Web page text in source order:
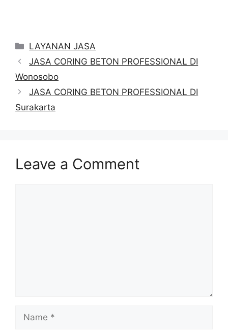
Categories
LAYANAN JASA
JASA CORING BETON PROFESSIONAL DI
Wonosobo
JASA CORING BETON PROFESSIONAL DI
Surakarta
Leave a Comment